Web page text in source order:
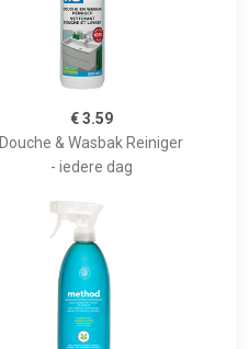
€ 3.59
Douche & Wasbak Reiniger
- iedere dag